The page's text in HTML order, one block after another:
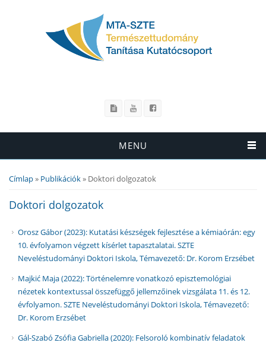
MENU
Jelenlegi hely
Címlap» Publikációk» Doktori dolgozatok
Doktori dolgozatok
Orosz Gábor (2023): Kutatási készségek fejlesztése a kémiaórán: egy
10. évfolyamon végzett kísérlet tapasztalatai. SZTE
Neveléstudományi Doktori Iskola, Témavezető: Dr. Korom Erzsébet
Majkić Maja (2022): Történelemre vonatkozó episztemológiai
nézetek kontextussal összefüggő jellemzőinek vizsgálata 11. és 12.
évfolyamon. SZTE Neveléstudományi Doktori Iskola, Témavezető:
Dr. Korom Erzsébet
Gál-Szabó Zsófia Gabriella (2020): Felsoroló kombinatív feladatok